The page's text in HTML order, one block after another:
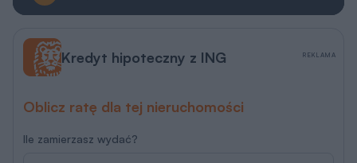
Kredyt hipoteczny z ING
Oblicz ratę dla tej nieruchomości
Ile zamierzasz wydać?
REKLAMA